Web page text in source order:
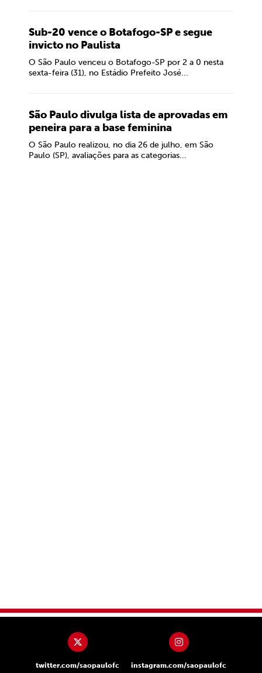
Sub-20 vence o Botafogo-SP e segue
invicto no Paulista
O São Paulo venceu o Botafogo-SP por 2 a 0 nesta
sexta-feira (31), no Estádio Prefeito José...
São Paulo divulga lista de aprovadas em
peneira para a base feminina
O São Paulo realizou, no dia 26 de julho, em São
Paulo (SP), avaliações para as categorias...
twitter.com/saopaulofc instagram.com/saopaulofc